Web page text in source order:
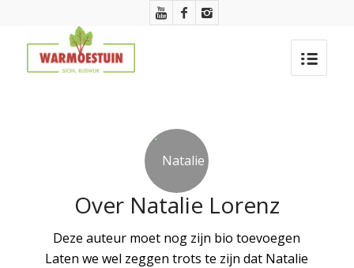
Over Natalie Lorenz
Deze auteur moet nog zijn bio toevoegen
Laten we wel zeggen trots te zijn dat Natalie